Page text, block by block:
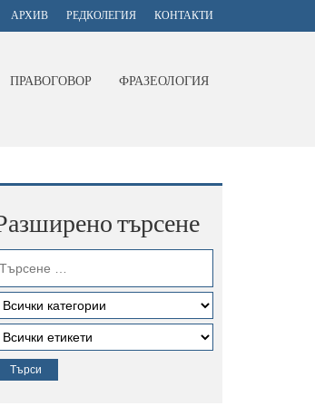
АРХИВ РЕДКОЛЕГИЯ КОНТАКТИ
ПРАВОГОВОР ФРАЗЕОЛОГИЯ
търсене